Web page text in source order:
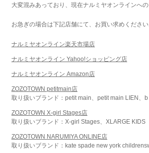
大変混みあっており、現在ナルミヤオンラインへ
お急ぎの場合は下記店舗にて、お買い求めください
ナルミヤオンライン楽天市場店
ナルミヤオンライン Yahoo!ショッピング店
ナルミヤオンライン Amazon店
ZOZOTOWN petitmain店
取り扱いブランド：petit main、petit main LIEN、b
ZOZOTOWN X-girl Stages店
取り扱いブランド：X-girl Stages、XLARGE KIDS
ZOZOTOWN NARUMIYA ONLINE店
取り扱いブランド：kate spade new york